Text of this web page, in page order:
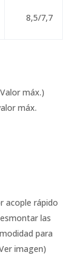
8,5/7,7
máx.)
máx.
acople rápido
las
para
imagen)